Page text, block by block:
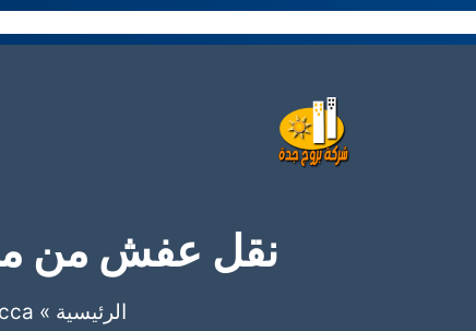
انتقل
إلى
نقل عفش من مكه الى جده
الرئيسية »